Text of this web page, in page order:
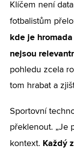
Klíčem není
fotbalistům
kde je
nejsou
pohledu zcela
tom hrabat a
Sportovní
překlenout. „Je
kontext. Každý